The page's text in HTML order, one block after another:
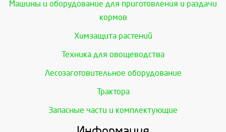
Машины и оборудование для приготовления и раздачи
кормов
Химзащита растений
Техника для овощеводства
Лесозаготовительное оборудование
Трактора
Запасные части и комплектующие